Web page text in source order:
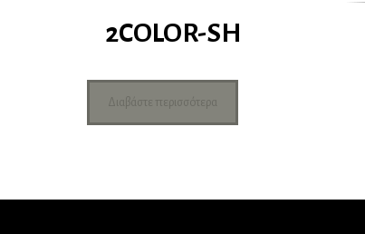
2COLOR-SH
Διαβάστε περισσότερα